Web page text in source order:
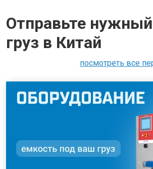
Отправьте
груз в Китай
посмотреть все